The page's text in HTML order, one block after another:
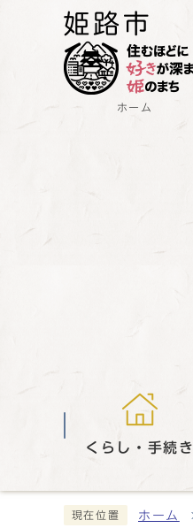
ホーム
くらし・手続き
現在位置 ホーム